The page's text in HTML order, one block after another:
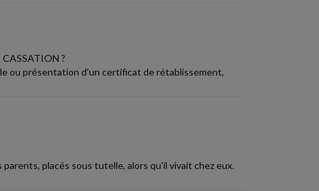
?
ou présentation d'un certificat de rétablissement,
placés sous tutelle, alors qu'il vivait chez eux.